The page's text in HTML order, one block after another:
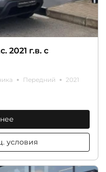
2021 г.в. с
Передний 2021
Получить спец. условия